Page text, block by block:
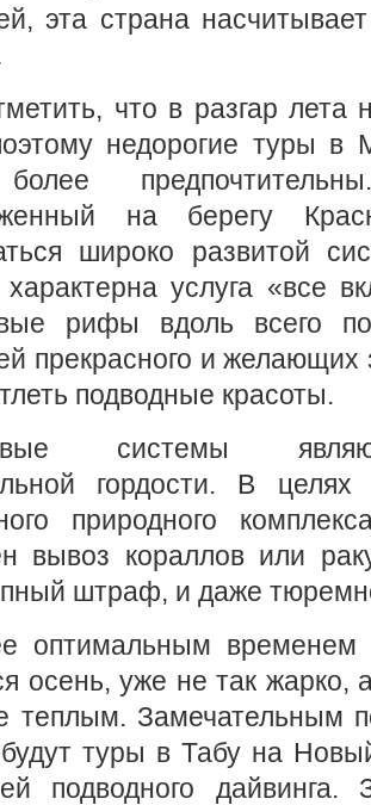
эта страна
что в разгар лета
недорогие туры
на берегу
широко развитой
характерна услуга «все
рифы вдоль всего
прекрасного и желающих
подводные красоты.
системы
гордости. В целях
природного
вывоз кораллов или
штраф, и даже
оптимальным временем
осень, уже не так жарко,
теплым. Замечательным
будут туры в Табу на
подводного дайвинга.